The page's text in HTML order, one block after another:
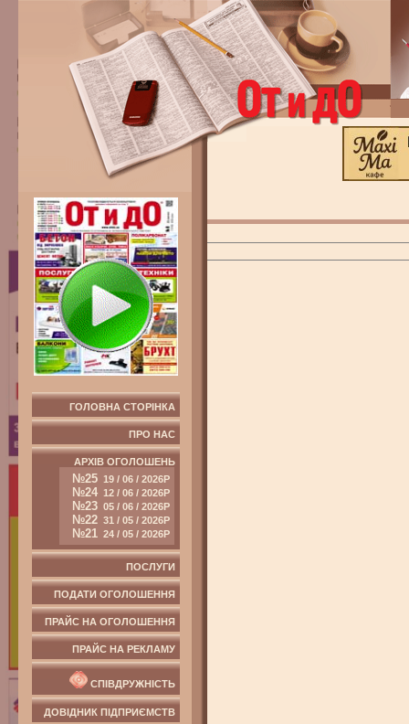
ГОЛОВНА СТОРІНКА
ПРО НАС
АРХІВ ОГОЛОШЕНЬ
№25 19 / 06 / 2026Р
№24 12 / 06 / 2026Р
№23 05 / 06 / 2026Р
№22 31 / 05 / 2026Р
№21 24 / 05 / 2026Р
ПОСЛУГИ
ПОДАТИ ОГОЛОШЕННЯ
ПРАЙС НА ОГОЛОШЕННЯ
ПРАЙС НА РЕКЛАМУ
СПІВДРУЖНІСТЬ
ДОВІДНИК ПІДПРИЄМСТВ